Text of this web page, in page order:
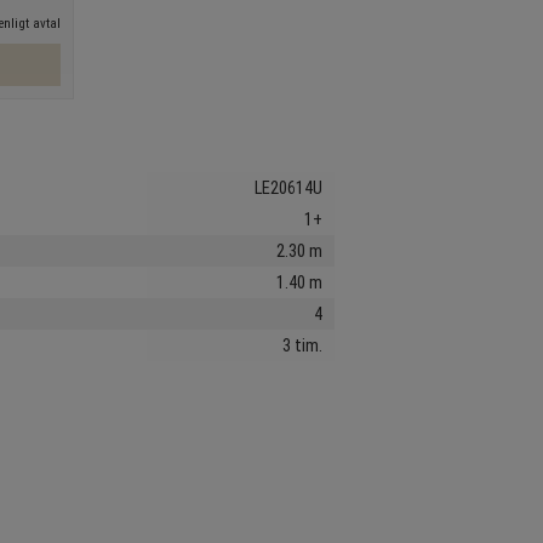
enligt avtal
LE20614U
1+
2.30 m
1.40 m
4
3 tim.